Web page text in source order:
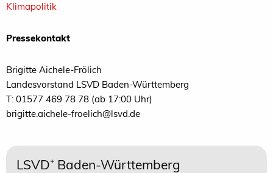
Klimapolitik
Pressekontakt
Brigitte Aichele-Frölich
Landesvorstand LSVD Baden-Württemberg
T: 01577 469 78 78 (ab 17:00 Uhr)
brigitte.aichele-froelich@lsvd.de
LSVD⁺ Baden-Württemberg